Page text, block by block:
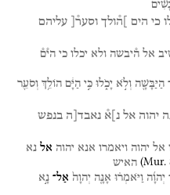
כי הים ]ה֯ולך וסער֯[
עליהם
אל ה֯יבשה ולא יכלו כי הי֯ם֯
הַיַּבָּשָׁ֖ה וְלֹ֣א יָכֹ֑לוּ כִּ֣י הַיָּ֔ם הוֹלֵ֥ךְ וְסֹעֵ֖ר
יהוה אל נ]א֯ נאבד[ה בנפש
אל יהוה ויאמרו אנא יהוה אל נא
(Mur. האיש
יְהוָ֜ה וַיֹּאמְר֗וּ אָנָּ֤ה יְהוָה֙ אַל־ נָ֣א